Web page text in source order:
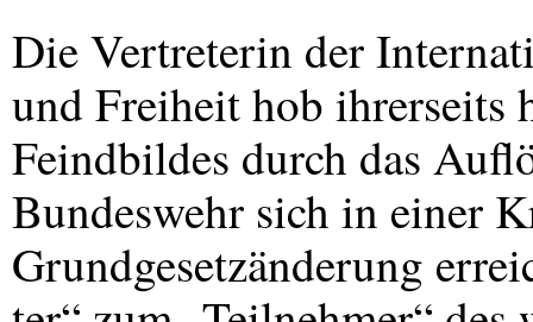
Die Vertreterin der
und Freiheit hob ihrerseits
Feindbildes durch das
Bundeswehr sich in einer
Grundgesetzänderung